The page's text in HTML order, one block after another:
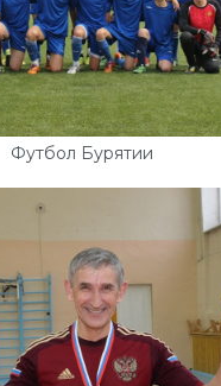
Футбол Бурятии